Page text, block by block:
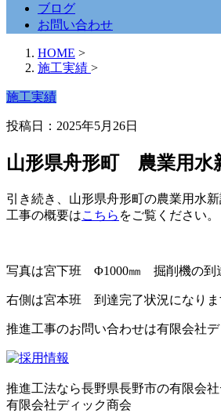
ブログ
お問い合わせ
HOME >
施工実績 >
施工実績
投稿日：2025年5月26日
山形県舟形町 農業用水
引き続き、山形県舟形町の農業用水
工事の概要はこちら をご覧ください。
写真は宮下班 Φ1000㎜ 掘削機の到
右側は宮本班 到達完了状況になりま
推進工事のお問い合わせは有限会社
推進工法なら長野県長野市の有限会
有限会社ディック商会